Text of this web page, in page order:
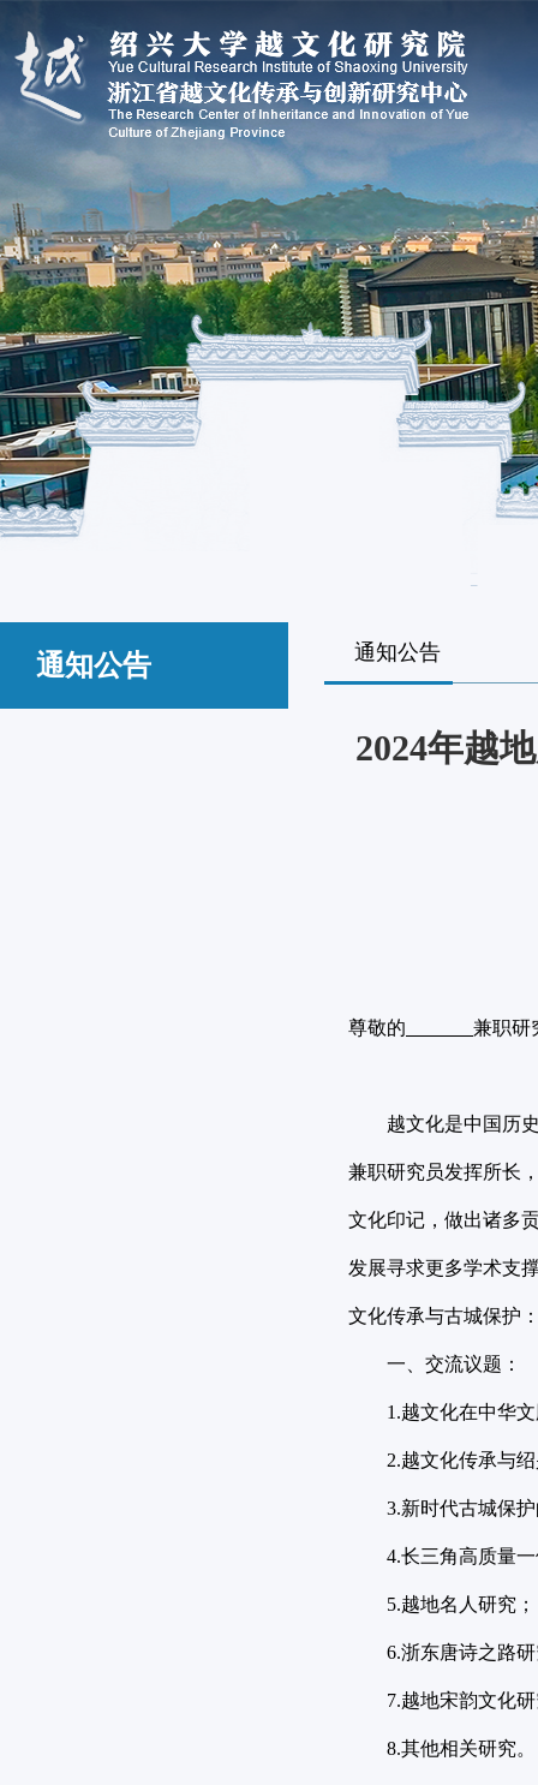
通知公告 通知公告
2024年越
尊敬的 兼职研
越文化是中国历
兼职研究员发挥所长
文化印记，做出诸多
发展寻求更多学术支
文化传承与古城保护
一、交流议题 ：
1.越文化在中华
2.越文化传承与
3.新时代古城保
4.长三角高质量
5.越地名人研究；
6.浙东唐诗之路
7.越地宋韵文化
8.其他相关研究。